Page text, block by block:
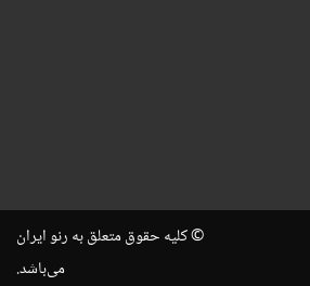
© کلیه حقوق متعلق به رنو ایران
می‌باشد.